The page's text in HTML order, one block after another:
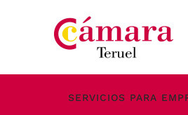
Skip to main content
SERVICIOS PARA